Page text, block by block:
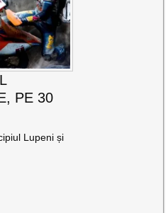
PE 30
Lupeni și